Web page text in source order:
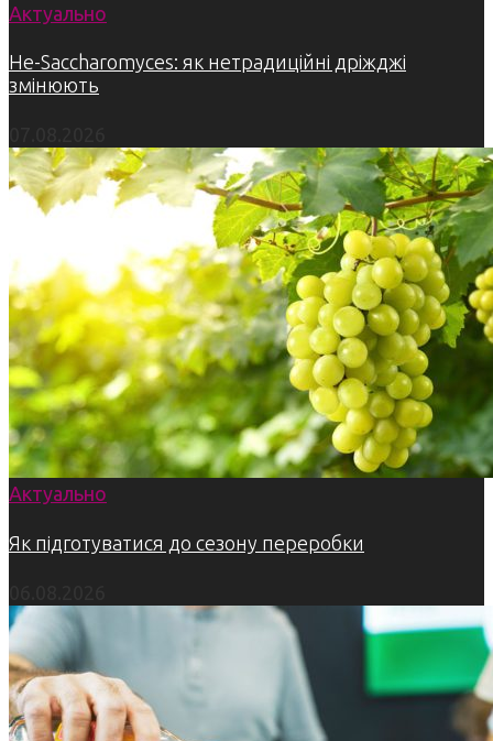
Актуально
Не-Saccharomyces: як нетрадиційні дріжджі
змінюють
Актуально
Як підготуватися до сезону переробки